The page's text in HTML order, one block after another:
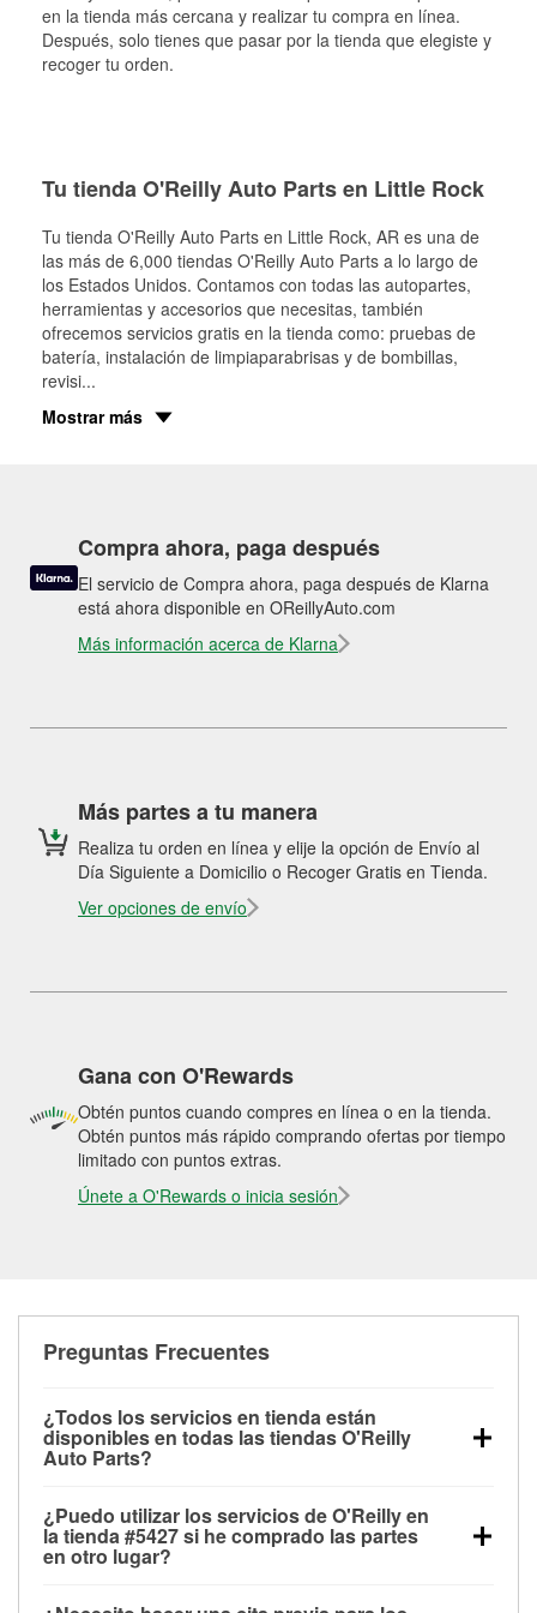
en la tienda más cercana y realizar tu compra en línea.
Después, solo tienes que pasar por la tienda que elegiste y
recoger tu orden.
Tu tienda O'Reilly Auto Parts en Little Rock
Tu tienda O'Reilly Auto Parts en Little Rock, AR es una de
las más de 6,000 tiendas O'Reilly Auto Parts a lo largo de
los Estados Unidos. Contamos con todas las autopartes,
herramientas y accesorios que necesitas, también
ofrecemos servicios gratis en la tienda como: pruebas de
batería, instalación de limpiaparabrisas y de bombillas,
revisi...
Mostrar más
Compra ahora, paga después
El servicio de Compra ahora, paga después de Klarna
está ahora disponible en OReillyAuto.com
Más información acerca de Klarna
Más partes a tu manera
Realiza tu orden en línea y elije la opción de Envío al
Día Siguiente a Domicilio o Recoger Gratis en Tienda.
Ver opciones de envío
Gana con O'Rewards
Obtén puntos cuando compres en línea o en la tienda.
Obtén puntos más rápido comprando ofertas por tiempo
limitado con puntos extras.
Únete a O'Rewards o inicia sesión
Preguntas Frecuentes
¿Todos los servicios en tienda están
disponibles en todas las tiendas O'Reilly
Auto Parts?
las pruebas de batería, pruebas de alternador y
motor de arranque, revisión de la luz “Check Engine”
con O'Reilly VeriScan® e instalación de
limpiaparabrisas o bombillas, están disponibles en
¿Puedo utilizar los servicios de O'Reilly en
la tienda #5427 si he comprado las partes
en otro lugar?